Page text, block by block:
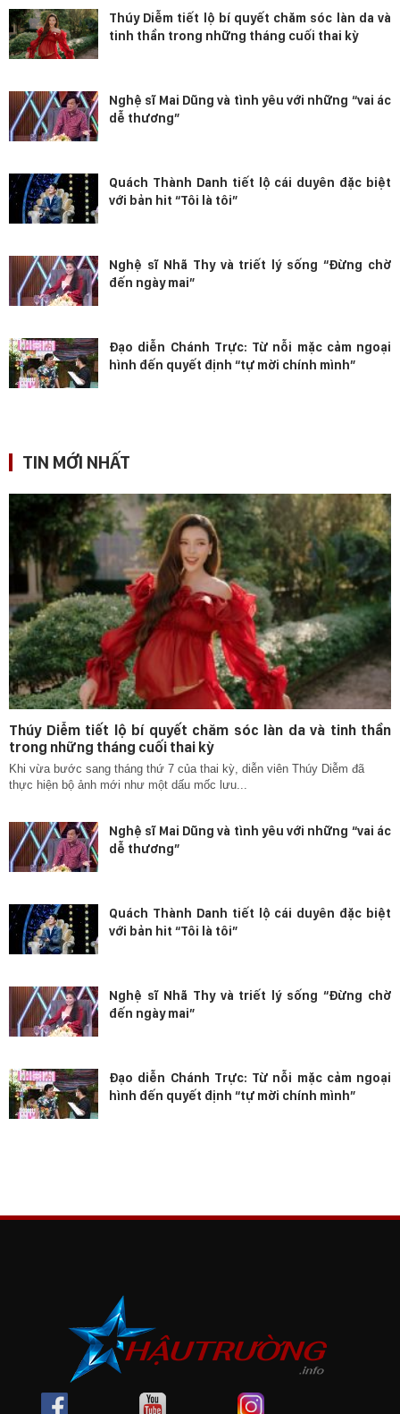
Thúy Diễm tiết lộ bí quyết chăm sóc làn da và
tinh thần trong những tháng cuối thai kỳ
Nghệ sĩ Mai Dũng và tình yêu với những “vai ác
dễ thương”
Quách Thành Danh tiết lộ cái duyên đặc biệt
với bản hit “Tôi là tôi”
Nghệ sĩ Nhã Thy và triết lý sống “Đừng chờ
đến ngày mai”
Đạo diễn Chánh Trực: Từ nỗi mặc cảm ngoại
hình đến quyết định “tự mời chính mình”
TIN MỚI NHẤT
Thúy Diễm tiết lộ bí quyết chăm sóc làn da và tinh thần
trong những tháng cuối thai kỳ
Khi vừa bước sang tháng thứ 7 của thai kỳ, diễn viên Thúy Diễm đã
thực hiện bộ ảnh mới như một dấu mốc lưu...
Nghệ sĩ Mai Dũng và tình yêu với những “vai ác
dễ thương”
Quách Thành Danh tiết lộ cái duyên đặc biệt
với bản hit “Tôi là tôi”
Nghệ sĩ Nhã Thy và triết lý sống “Đừng chờ
đến ngày mai”
Đạo diễn Chánh Trực: Từ nỗi mặc cảm ngoại
hình đến quyết định “tự mời chính mình”